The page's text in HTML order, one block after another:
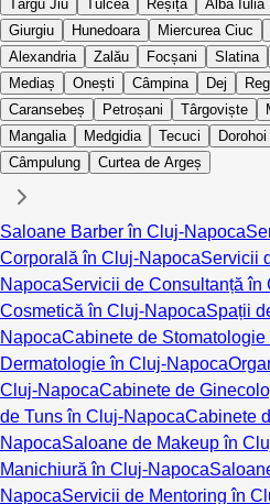
Târgu Jiu
Tulcea Reșița Alba Iulia
Giurgiu
Hunedoara Miercurea Ciuc
Alexandria
Zalău Focșani Slatina
Mediaș
Onești Câmpina Dej
Caransebeș
Petroșani Târgoviște
Mangalia
Medgidia Tecuci Dorohoi
Câmpulung
Curtea de Argeș
Saloane Barber în Cluj-Napoca
Corporală în Cluj-NapocaServicii
NapocaServicii de Consultanță în
Cosmetică în Cluj-NapocaSpații
NapocaCabinete de
Dermatologie în Cluj-Napoca
Cluj-NapocaCabinete de
de Tuns în Cluj-NapocaCabinete
NapocaSaloane de Makeup în
Manichiură în Cluj-Napoca
NapocaServicii de Mentoring în